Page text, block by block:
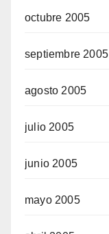
octubre 2005
septiembre 2005
agosto 2005
julio 2005
junio 2005
mayo 2005